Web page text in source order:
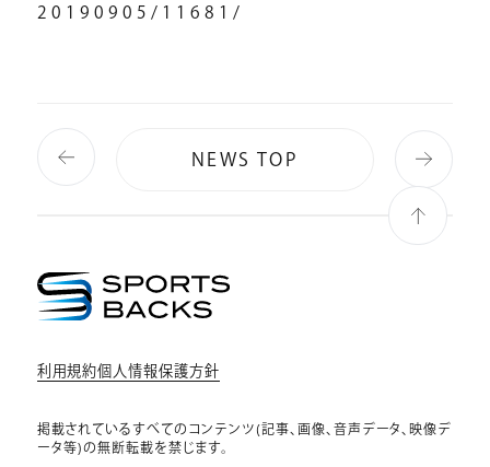
20190905/11681/
NEWS TOP
利用規約個人情報保護方針
掲載されているすべてのコンテンツ(記事、画像、音声データ、映像デ
ータ等)の無断転載を禁じます。